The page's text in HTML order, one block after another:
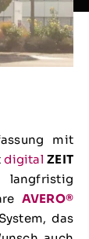
mit
digital ZEIT
AVERO®
das